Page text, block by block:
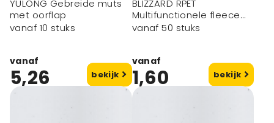
YULONG Gebreide muts
met oorflap
vanaf 10 stuks
vanaf
5,26 bekijk
BLIZZARD RPET
Multifunctionele fleece
muts
vanaf 50 stuks
vanaf
1,60 bekijk